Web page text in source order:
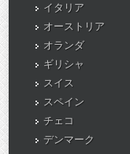
イタリア
オーストリア
オランダ
ギリシャ
スイス
スペイン
チェコ
デンマーク